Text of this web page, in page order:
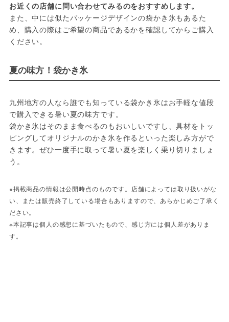
お近くの店舗に問い合わせてみるのをおすすめします。
また、中には似たパッケージデザインの袋かき氷もあるた
め、購入の際はご希望の商品であるかを確認してからご購入
ください。
夏の味方！袋かき氷
九州地方の人なら誰でも知っている袋かき氷はお手軽な値段
で購入できる暑い夏の味方です。
袋かき氷はそのまま食べるのもおいしいですし、具材をトッ
ピングしてオリジナルのかき氷を作るといった楽しみ方がで
きます。ぜひ一度手に取って暑い夏を楽しく乗り切りましょ
う。
※掲載商品の情報は公開時点のものです。店舗によっては取り扱いがな
い、または販売終了している場合もありますので、あらかじめご了承く
ださい。
※本記事は個人の感想に基づいたもので、感じ方には個人差がありま
す。